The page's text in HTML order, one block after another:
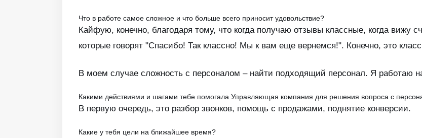
Что в работе самое сложное и что больше всего приносит удовольствие?
Кайфую, конечно, благодаря тому, что когда получаю отзывы классные, когда вижу
которые говорят "Спасибо! Так классно! Мы к вам еще вернемся!". Конечно, это
В моем случае сложность с персоналом – найти подходящий персонал. Я работаю
Какими действиями и шагами тебе помогала Управляющая компания для решения вопроса с
В первую очередь, это разбор звонков, помощь с продажами, поднятие конверсии.
Какие у тебя цели на ближайшее время?